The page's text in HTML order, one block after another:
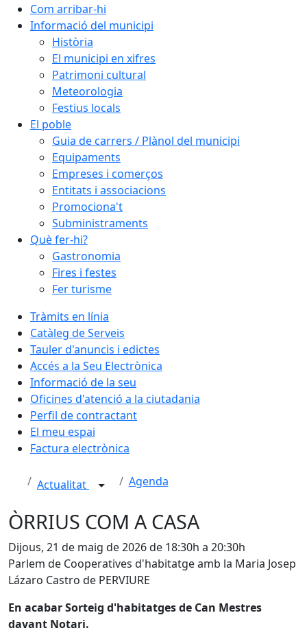
Com arribar-hi
Informació del municipi
Història
El municipi en xifres
Patrimoni cultural
Meteorologia
Festius locals
El poble
Guia de carrers / Plànol del municipi
Equipaments
Empreses i comerços
Entitats i associacions
Promociona't
Subministraments
Què fer-hi?
Gastronomia
Fires i festes
Fer turisme
Tràmits en línia
Catàleg de Serveis
Tauler d'anuncis i edictes
Accés a la Seu Electrònica
Informació de la seu
Oficines d'atenció a la ciutadania
Perfil de contractant
El meu espai
Factura electrònica
Actualitat Agenda
ÒRRIUS COM A CASA
Dijous, 21 de maig de 2026 de 18:30h a 20:30h
Parlem de Cooperatives d'habitatge amb la Maria Josep
Lázaro Castro de PERVIURE
En acabar Sorteig d'habitatges de Can Mestres
davant Notari.